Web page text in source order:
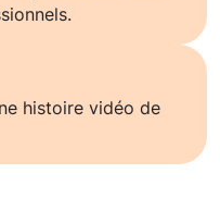
histoire vidéo de